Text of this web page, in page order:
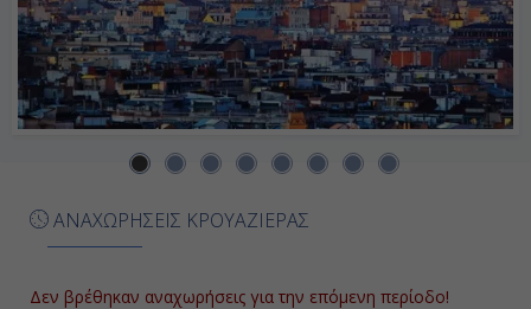
Λας Πάλμας (Γκραν Κανάρια),
Ισπανία
07:00
16:00
ΑΝΑΧΩΡΗΣΕΙΣ ΚΡΟΥΑΖΙΕΡΑΣ
Δεν βρέθηκαν αναχωρήσεις για την επόμενη περίοδο!